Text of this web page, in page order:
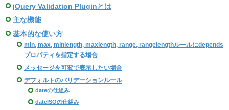
jQuery Validation Pluginとは
主な機能
基本的な使い方
min, max, minlength, maxlength, range, rangelengthルールにdepends
プロパティを指定する場合
メッセージを可変で表示したい場合
デフォルトのバリデーションルール
dateの仕組み
dateISOの仕組み